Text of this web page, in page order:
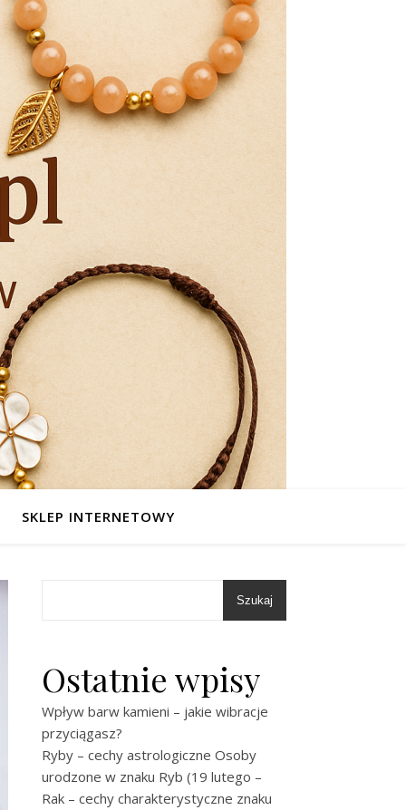
SKLEP INTERNETOWY
Szukaj
Ostatnie wpisy
Wpływ barw kamieni – jakie wibracje
przyciągasz?
Ryby – cechy astrologiczne Osoby
urodzone w znaku Ryb (19 lutego –
Rak – cechy charakterystyczne znaku